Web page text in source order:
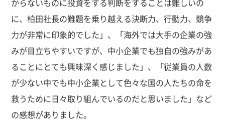
に、柏田社長の難題を乗り越える決断力、行動力、競争
力が非常に印象的でした」、「海外では大手の企業の強
みが目立ちやすいですが、中小企業でも独自の強みがあ
ることにとても興味深く感じました」、「従業員の人数
が少ない中でも中小企業として色々な国の人たちの命を
救うために日々取り組んでいるのだと思いました」など
の感想がありました。